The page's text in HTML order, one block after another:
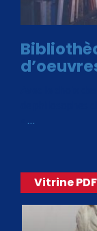
…
Vitrine PDF